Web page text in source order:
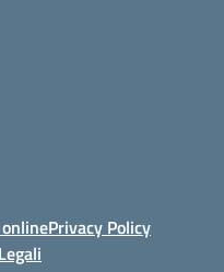
Privacy Policy